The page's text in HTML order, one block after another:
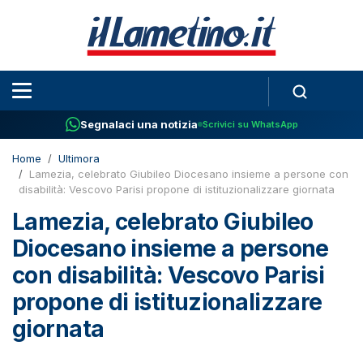
Segnalaci una notizia Scrivici su WhatsApp
Home
Ultimora
Lamezia, celebrato Giubileo Diocesano insieme a persone con
disabilità: Vescovo Parisi propone di istituzionalizzare giornata
Lamezia, celebrato Giubileo
Diocesano insieme a persone
con disabilità: Vescovo Parisi
propone di istituzionalizzare
giornata